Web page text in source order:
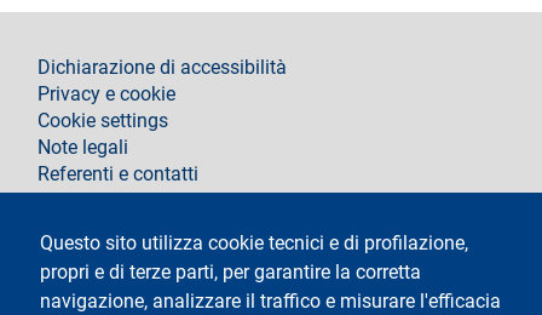
Questo sito utilizza cookie tecnici e di profilazione,
propri e di terze parti, per garantire la corretta
navigazione, analizzare il traffico e misurare l'efficacia
footer
Dichiarazione di accessibilità
Privacy e cookie
Cookie settings
Note legali
Referenti e contatti